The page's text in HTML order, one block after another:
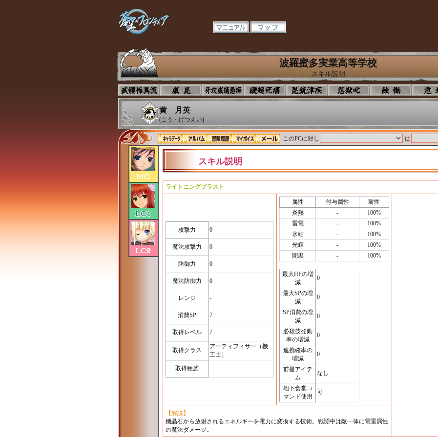
波羅蜜多実業高等学校
スキル説明
黄 月英
(こう・げつえい)
このPCに対し は
スキル説明
ライトニングブラスト
攻撃力 0
魔法攻撃力 0
防御力 0
魔法防御力 0
レンジ -
消費SP 7
取得レベル 7
取得クラス
アーティフィサー（機
工士）
取得種族
-
属性 付与属性
耐性
炎熱
-
100%
雷電
-
100%
氷結
-
100%
光輝
-
100%
闇黒
- 100%
最大HPの増
減
0
最大SPの増
減
0
SP消費の増
減
0
必殺技発動
率の増減
0
連携確率の
増減
0
前提アイテ
ム
なし
地下食堂コ
マンド使用
可
【解説】
機晶石から放射されるエネルギーを電力に変換する技術。戦闘中は敵一体に電雷属性
の魔法ダメージ。